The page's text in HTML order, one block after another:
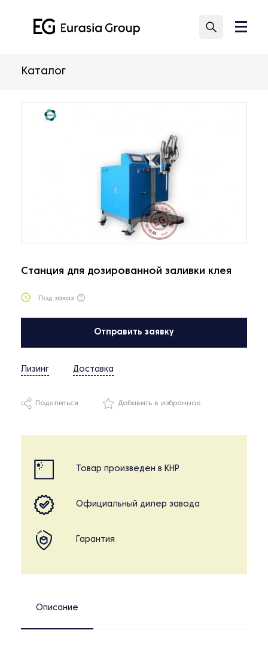
Каталог
Станция для дозированной заливки клея
Под заказ
Отправить заявку
Лизинг Доставка
Поделиться Добавить в избранное
Товар произведен в КНР
Официальный дилер завода
Гарантия
Описание